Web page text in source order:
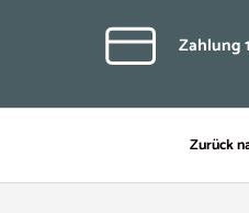
Zahlung
Zurück